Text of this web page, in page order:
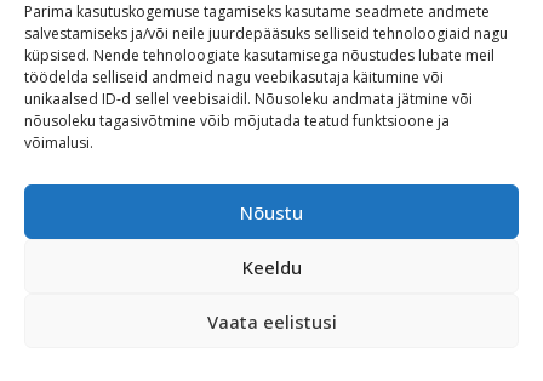
Parima kasutuskogemuse tagamiseks kasutame seadmete andmete
salvestamiseks ja/või neile juurdepääsuks selliseid tehnoloogiaid nagu
küpsised. Nende tehnoloogiate kasutamisega nõustudes lubate meil
töödelda selliseid andmeid nagu veebikasutaja käitumine või
unikaalsed ID-d sellel veebisaidil. Nõusoleku andmata jätmine või
nõusoleku tagasivõtmine võib mõjutada teatud funktsioone ja
võimalusi.
Nõustu
Keeldu
Vaata eelistusi
Maitseelamused
Vaatamisväärsused
Visit Tallinn
Turismiprofessionaalile
Harju-, Rapla- ja Läänemaa DMO
Meediakajastused